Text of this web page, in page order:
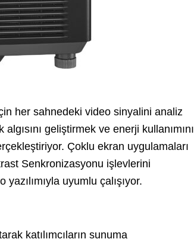
her sahnedeki video sinyalini analiz
geliştirmek ve enerji kullanımını
Çoklu ekran uygulamaları
Senkronizasyonu işlevlerini
uyumlu çalışıyor.
katılımcıların sunuma